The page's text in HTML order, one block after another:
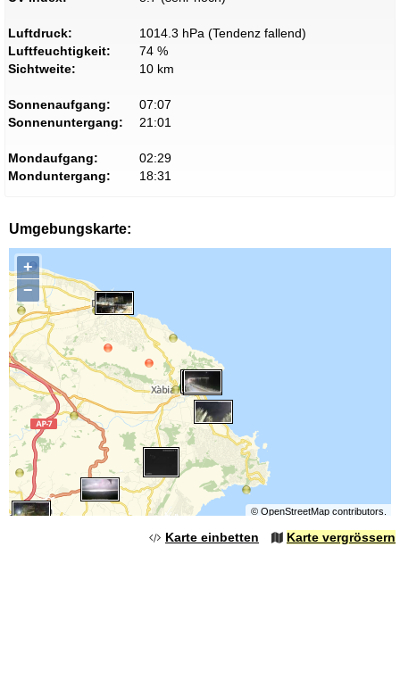
Luftdruck:
1014.3 hPa (Tendenz fallend)
Luftfeuchtigkeit:
74 %
Sichtweite:
10 km
Sonnenaufgang:
07:07
Sonnenuntergang:
21:01
Mondaufgang:
02:29
Monduntergang:
18:31
Umgebungskarte:
+
−
© OpenStreetMapcontributors.
Karte einbetten Karte vergrössern